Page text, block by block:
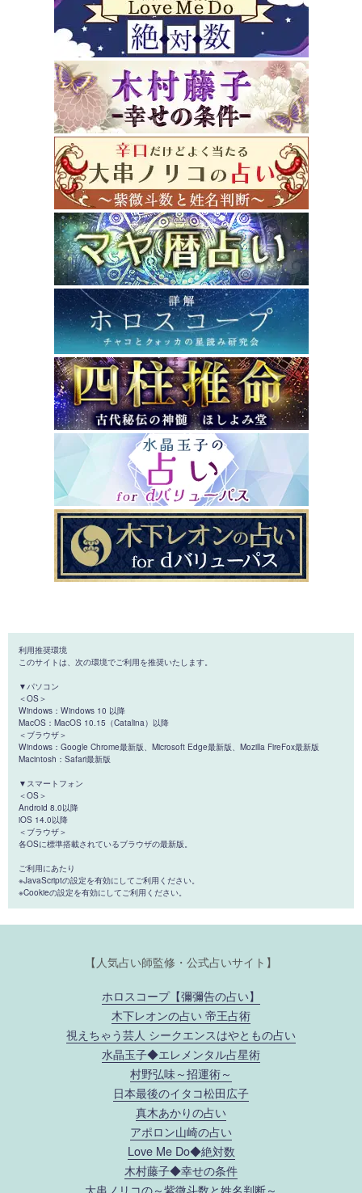
利用推奨環境
このサイトは、次の環境でご利用を推奨いたします。
▼パソコン
＜OS＞
Windows：Windows 10 以降
MacOS：MacOS 10.15（Catalina）以降
＜ブラウザ＞
Windows：Google Chrome最新版、Microsoft Edge最新版、Mozilla FireFox最新版
Macintosh：Safari最新版
▼スマートフォン
＜OS＞
Android 8.0以降
iOS 14.0以降
＜ブラウザ＞
各OSに標準搭載されているブラウザの最新版。
ご利用にあたり
※JavaScriptの設定を有効にしてご利用ください。
※Cookieの設定を有効にしてご利用ください。
【人気占い師監修・公式占いサイト】
ホロスコープ【彌彌告の占い】
木下レオンの占い 帝王占術
視えちゃう芸人 シークエンスはやともの占い
水晶玉子◆エレメンタル占星術
村野弘味～招運術～
日本最後のイタコ松田広子
真木あかりの占い
アポロン山崎の占い
Love Me Do◆絶対数
木村藤子◆幸せの条件
大串ノリコの～紫微斗数と姓名判断～